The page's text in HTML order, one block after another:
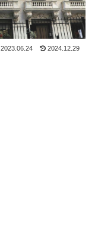
2023.06.24 2024.12.29